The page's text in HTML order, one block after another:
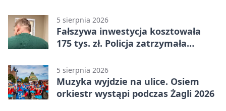
5 sierpnia 2026
Fałszywa inwestycja kosztowała
175 tys. zł. Policja zatrzymała
5 sierpnia 2026
Muzyka wyjdzie na ulice. Osiem
orkiestr wystąpi podczas Żagli 2026